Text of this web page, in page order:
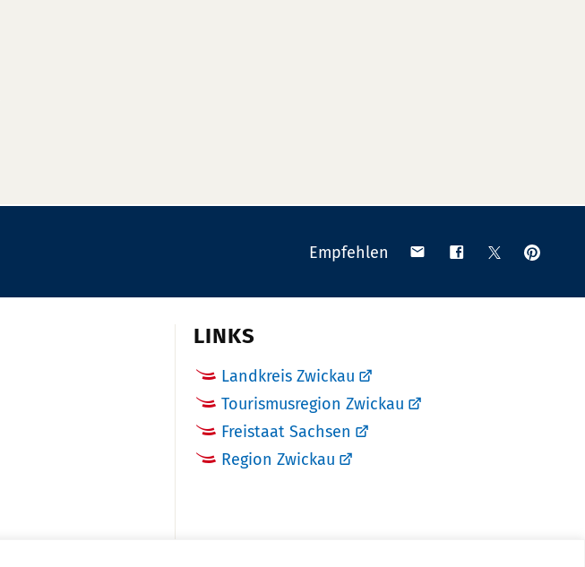
Empfehlen
Teilen Teilen Teilen
LINKS
Landkreis Zwickau
Tourismusregion Zwickau
Freistaat Sachsen
Region Zwickau